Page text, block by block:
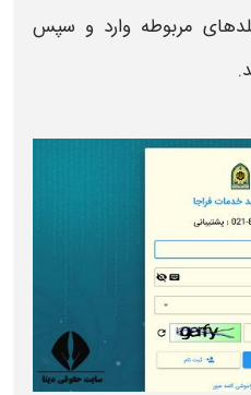
مربوطه وارد و سپس